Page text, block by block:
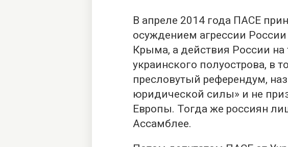
В апреле 2014 года ПАСЕ
осуждением агрессии
Крыма, а действия России на
украинского полуострова, в
пресловутый референдум,
юридической силы» и не
Европы. Тогда же россиян
Ассамблее.